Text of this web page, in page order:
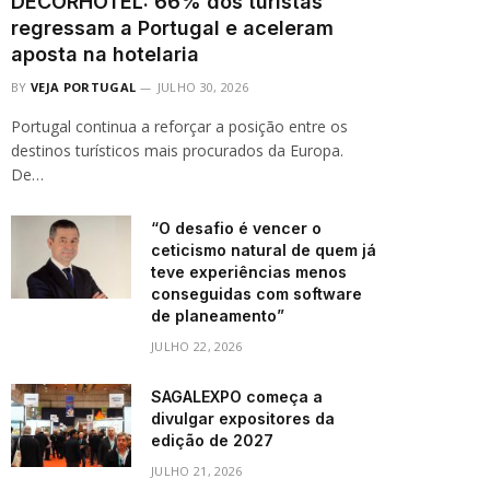
regressam a Portugal e aceleram
aposta na hotelaria
BY VEJA PORTUGAL JULHO 30, 2026
Portugal continua a reforçar a posição entre os
destinos turísticos mais procurados da Europa.
De…
“O desafio é vencer o
ceticismo natural de quem já
teve experiências menos
conseguidas com software
de planeamento”
JULHO 22, 2026
SAGALEXPO começa a
divulgar expositores da
edição de 2027
JULHO 21, 2026